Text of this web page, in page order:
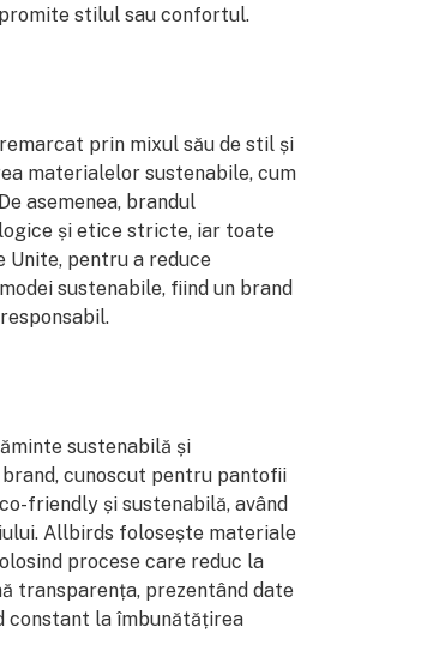
stilul sau confortul.
prin mixul său de stil și
materialelor sustenabile, cum
asemenea, brandul
și etice stricte, iar toate
pentru a reduce
sustenabile, fiind un brand
sustenabilă și
cunoscut pentru pantofii
friendly și sustenabilă, având
Allbirds folosește materiale
procese care reduc la
transparența, prezentând date
constant la îmbunătățirea